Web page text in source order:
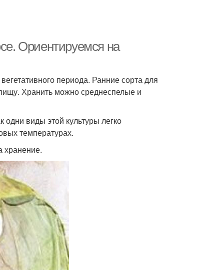
Ориентируемся на
периода. Ранние сорта для
Хранить можно среднеспелые и
одни виды этой культуры легко
температурах.
хранение.